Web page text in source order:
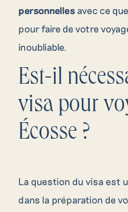
personnelles avec ce
pour faire de votre
inoubliable.
Est-il
visa pour
Écosse ?
La question du visa est
dans la préparation de